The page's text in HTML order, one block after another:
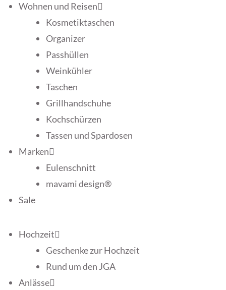
Wohnen und Reisen
Kosmetiktaschen
Organizer
Passhüllen
Weinkühler
Taschen
Grillhandschuhe
Kochschürzen
Tassen und Spardosen
Marken
Eulenschnitt
mavami design®
Sale
Hochzeit
Geschenke zur Hochzeit
Rund um den JGA
Anlässe